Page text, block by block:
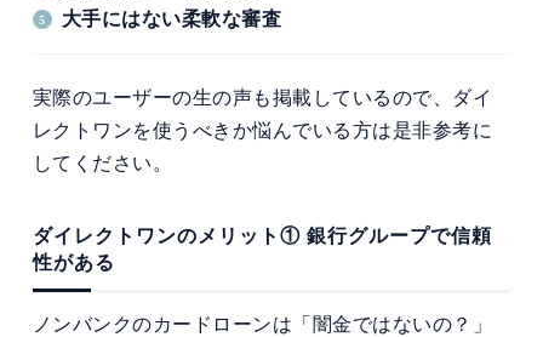
大手にはない柔軟な審査
実際のユーザーの生の声も掲載しているので、ダイ
レクトワンを使うべきか悩んでいる方は是非参考に
してください。
ダイレクトワンのメリット① 銀行グループで信頼
性がある
ノンバンクのカードローンは「闇金ではないの？」